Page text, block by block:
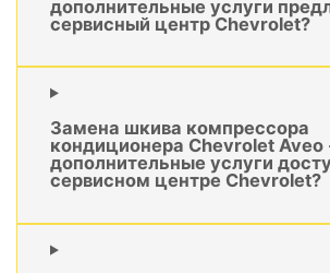
дополнительные услуги
сервисный центр Chevrolet?
Замена шкива компрессора
кондиционера Chevrolet Aveo
дополнительные услуги
сервисном центре Chevrolet?